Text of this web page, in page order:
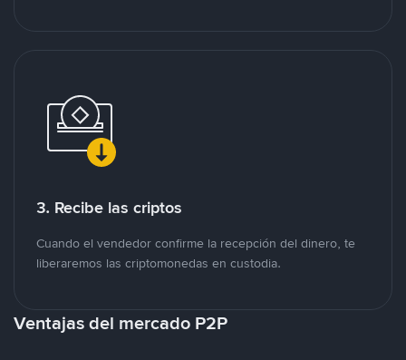
3. Recibe las criptos
Cuando el vendedor confirme la recepción del dinero, te
liberaremos las criptomonedas en custodia.
Ventajas del mercado P2P